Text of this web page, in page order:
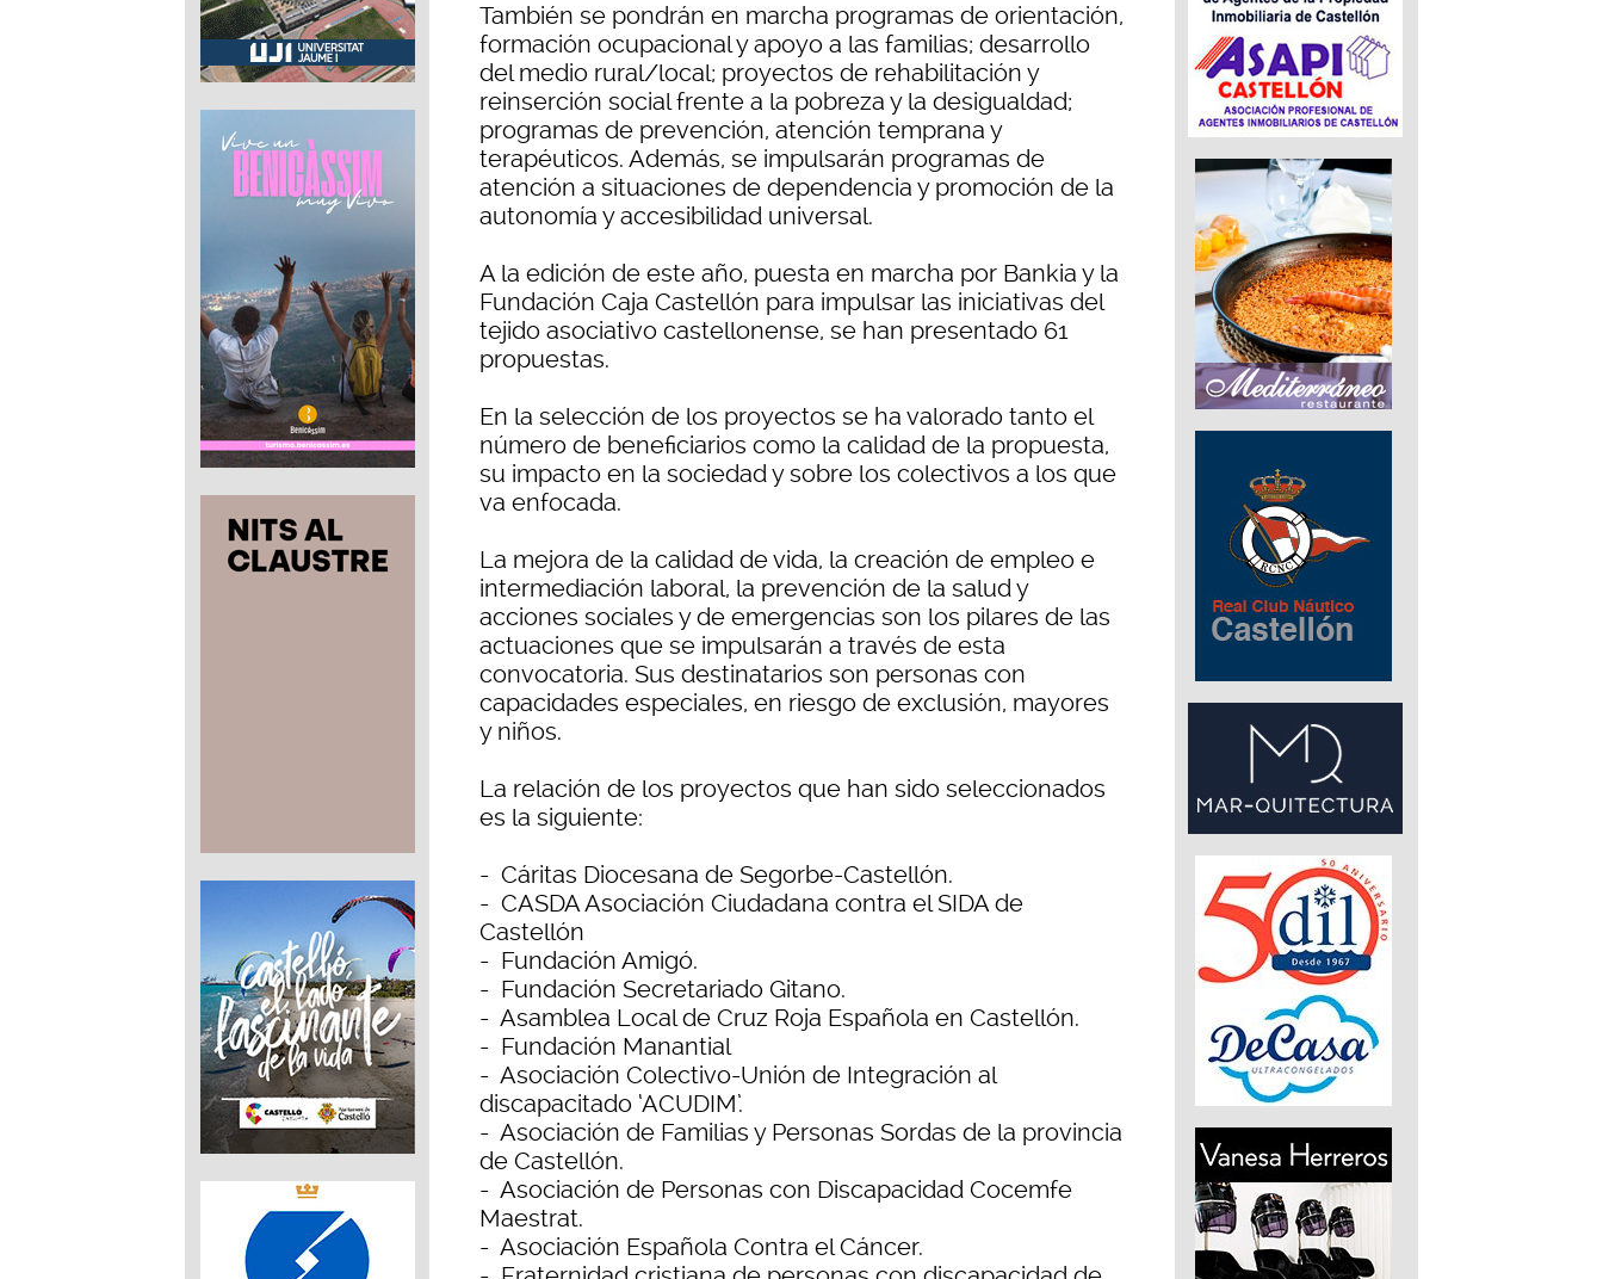
También se pondrán en marcha programas de orientación,
formación ocupacional y apoyo a las familias; desarrollo
del medio rural/local; proyectos de rehabilitación y
reinserción social frente a la pobreza y la desigualdad;
programas de prevención, atención temprana y
terapéuticos. Además, se impulsarán programas de
atención a situaciones de dependencia y promoción de la
autonomía y accesibilidad universal.
A la edición de este año, puesta en marcha por Bankia y la
Fundación Caja Castellón para impulsar las iniciativas del
tejido asociativo castellonense, se han presentado 61
propuestas.
En la selección de los proyectos se ha valorado tanto el
número de beneficiarios como la calidad de la propuesta,
su impacto en la sociedad y sobre los colectivos a los que
va enfocada.
La mejora de la calidad de vida, la creación de empleo e
intermediación laboral, la prevención de la salud y
acciones sociales y de emergencias son los pilares de las
actuaciones que se impulsarán a través de esta
convocatoria. Sus destinatarios son personas con
capacidades especiales, en riesgo de exclusión, mayores
y niños.
La relación de los proyectos que han sido seleccionados
es la siguiente:
- Cáritas Diocesana de Segorbe-Castellón.
- CASDA Asociación Ciudadana contra el SIDA de
Castellón
- Fundación Amigó.
- Fundación Secretariado Gitano.
- Asamblea Local de Cruz Roja Española en Castellón.
- Fundación Manantial
- Asociación Colectivo-Unión de Integración al
discapacitado ‘ACUDIM’.
- Asociación de Familias y Personas Sordas de la provincia
de Castellón.
- Asociación de Personas con Discapacidad Cocemfe
Maestrat.
- Asociación Española Contra el Cáncer.